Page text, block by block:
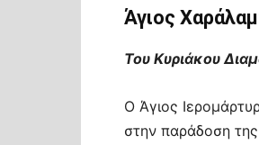
Άγιος
Του Κυριάκου
Ο Άγιος
στην παράδοση